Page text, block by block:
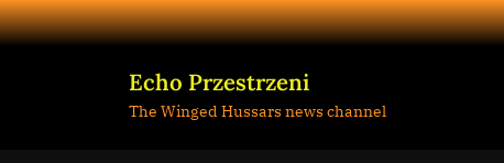
Skip
to
Echo Przestrzeni
The Winged Hussars news channel